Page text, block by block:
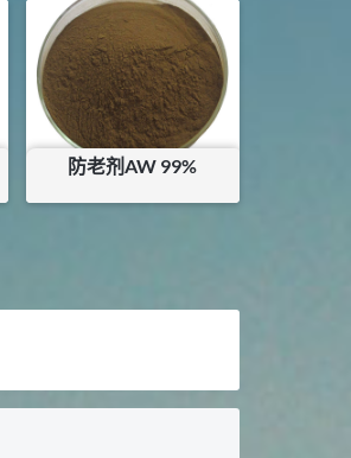
库存：1229 KG
防老剂AW 99%